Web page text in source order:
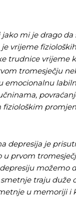
mi je drago da
je vrijeme
trudnice vrijeme
tromesječju
emocionalnu
depresija je
u prvom
možemo
traju duže
u memoriji i